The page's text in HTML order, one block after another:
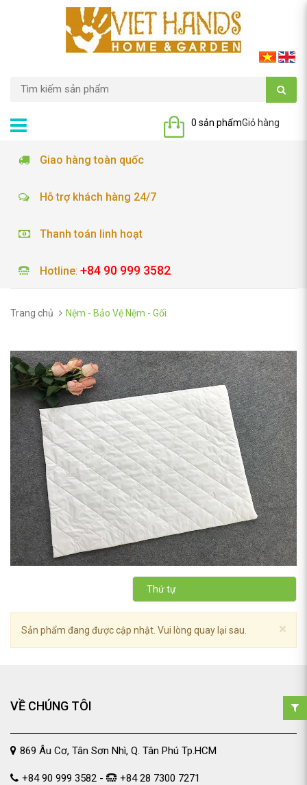
Giỏ hàng
0 sản phẩm
Giao hàng toàn quốc
Hỗ trợ khách hàng 24/7
Thanh toán linh hoạt
Hotline: +84 90 999 3582
Trang chủ Nệm - Bảo Vệ Nệm - Gối
Thứ tự
×
Sản phẩm đang được cập nhật. Vui lòng quay lại sau.
VỀ CHÚNG TÔI
869 Âu Cơ, Tân Sơn Nhì, Q. Tân Phú Tp.HCM
+84 90 999 3582 - +84 28 7300 7271